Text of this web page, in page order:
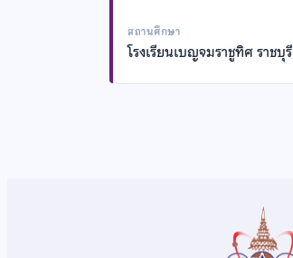
สถานศึกษา
โรงเรียนเบญจมราชูทิศ ราชบุรี